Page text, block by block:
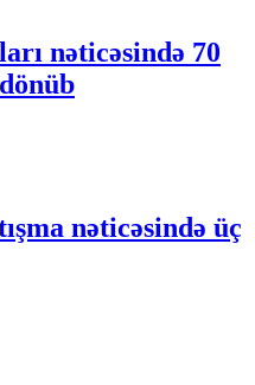
nəticəsində 70
nəticəsində üç